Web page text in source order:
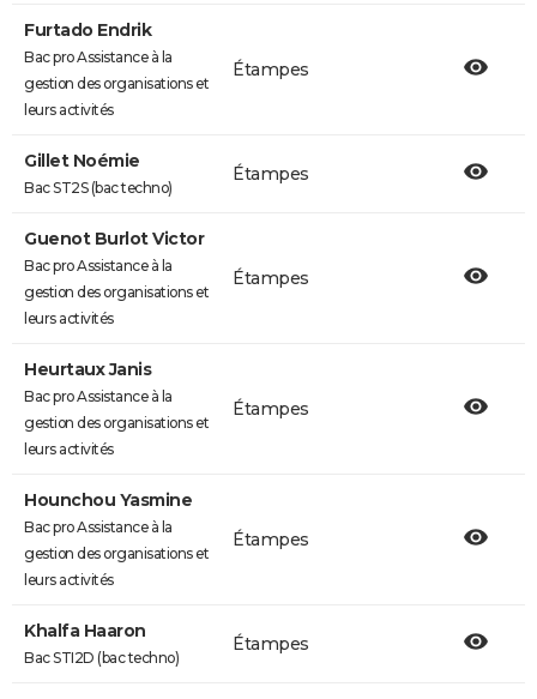
Furtado Endrik
Bac pro Assistance à la
gestion des organisations et
leurs activités
Étampes
Gillet Noémie
Bac ST2S (bac techno)
Étampes
Guenot Burlot Victor
Bac pro Assistance à la
gestion des organisations et
leurs activités
Étampes
Heurtaux Janis
Bac pro Assistance à la
gestion des organisations et
leurs activités
Étampes
Hounchou Yasmine
Bac pro Assistance à la
gestion des organisations et
leurs activités
Étampes
Khalfa Haaron
Bac STI2D (bac techno)
Étampes